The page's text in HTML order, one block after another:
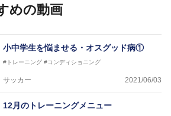
サッカーを中心に、WJBL、社会人ラグビー、
ている。
は講演会やセミナー、専門学校などの教育機関
を派遣するなど後進育成にも力を入れている。
一人の健康な人生をサポートする」を企業理念
ポートし、一人一人の「楽しく、豊かに、生き
」生きる、そんな『健康な人生』をサポートし
めの動画
小中学生を悩ませる・オスグッド病①
#トレーニング #コンディショニング
サッカー 2021/06/03
12月のトレーニングメニュー